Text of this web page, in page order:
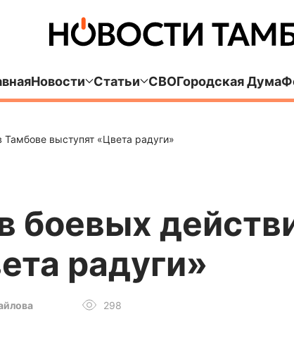
Новости Статьи СВОГородская Дума
выступят «Цвета радуги»
боевых
радуги»
298